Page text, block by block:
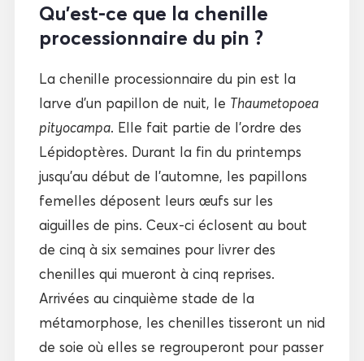
Qu’est-ce que la chenille
processionnaire du pin ?
La chenille processionnaire du pin est la
larve d’un papillon de nuit, le Thaumetopoea
pityocampa. Elle fait partie de l’ordre des
Lépidoptères. Durant la fin du printemps
jusqu’au début de l’automne, les papillons
femelles déposent leurs œufs sur les
aiguilles de pins. Ceux-ci éclosent au bout
de cinq à six semaines pour livrer des
chenilles qui mueront à cinq reprises.
Arrivées au cinquième stade de la
métamorphose, les chenilles tisseront un nid
de soie où elles se regrouperont pour passer